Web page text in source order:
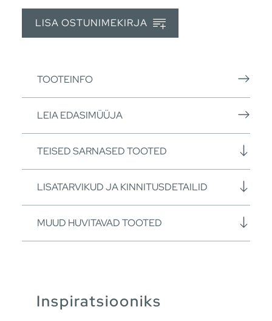
LISA OSTUNIMEKIRJA
TOOTEINFO
LEIA EDASIMÜÜJA
TEISED SARNASED TOOTED
LISATARVIKUD JA KINNITUSDETAILID
MUUD HUVITAVAD TOOTED
Inspiratsiooniks